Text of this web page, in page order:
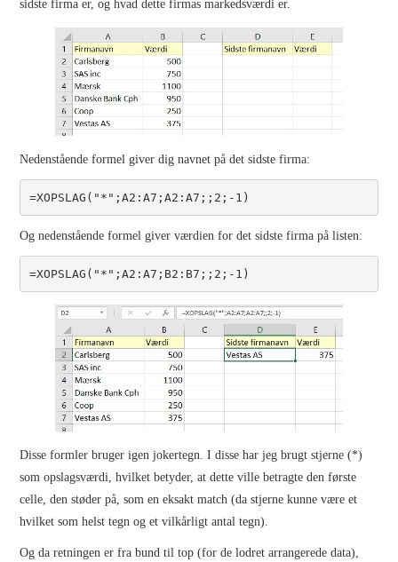
sidste firma er, og hvad dette firmas markedsværdi er.
Nedenstående formel giver dig navnet på det sidste firma:
=XOPSLAG("*";A2:A7;A2:A7;;2;-1)
Og nedenstående formel giver værdien for det sidste firma på listen:
=XOPSLAG("*";A2:A7;B2:B7;;2;-1)
Disse formler bruger igen jokertegn. I disse har jeg brugt stjerne (*)
som opslagsværdi, hvilket betyder, at dette ville betragte den første
celle, den støder på, som en eksakt match (da stjerne kunne være et
hvilket som helst tegn og et vilkårligt antal tegn).
Og da retningen er fra bund til top (for de lodret arrangerede data),